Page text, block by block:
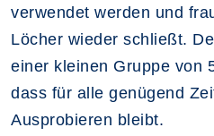
verwendet werden und
Löcher wieder schließt.
einer kleinen Gruppe von
dass für alle genügend
Ausprobieren bleibt.